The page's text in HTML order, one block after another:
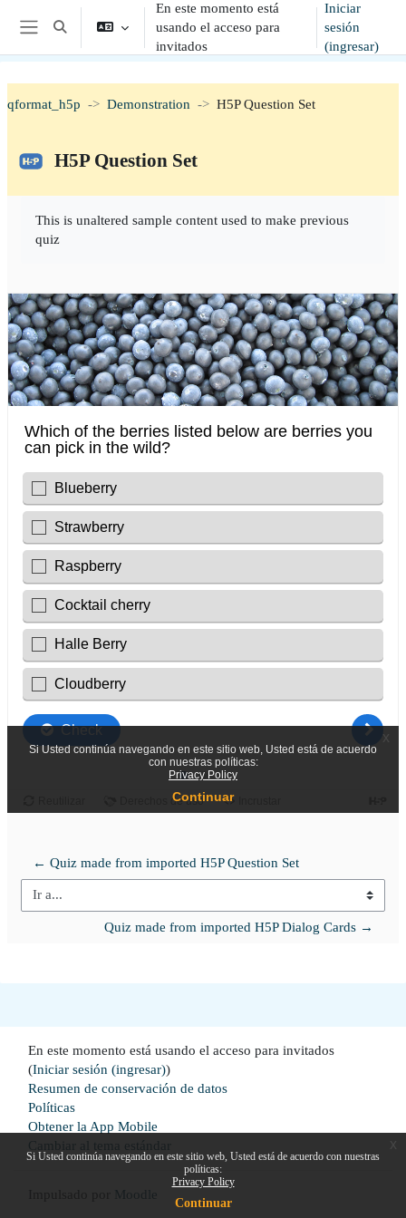
Saltar al contenido principal
Si Usted continúa navegando en este sitio web, Usted está de acuerdo con nuestras
políticas:
Privacy Policy
Continuar
Pánel lateral
Alternar entrada de búsqueda
En este momento está
usando el acceso para
invitados
Iniciar
sesión
(ingresar)
qformat_h5p Demonstration H5P Question Set
H5P Question Set
This is unaltered sample content used to make previous
quiz
← Quiz made from imported H5P Question Set
Ir a...
Quiz made from imported H5P Dialog Cards →
En este momento está usando el acceso para invitados
(Iniciar sesión (ingresar))
Resumen de conservación de datos
Políticas
Obtener la App Mobile
Cambiar al tema estándar
Moodle